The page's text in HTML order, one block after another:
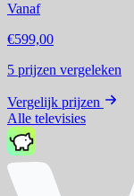
Vanaf
€599,00
5 prijzen vergeleken
Vergelijk prijzen
Alle televisies